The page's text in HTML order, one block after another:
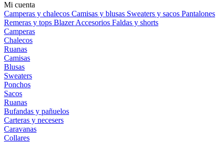
Mi cuenta
Camperas y chalecos Camisas y blusas Sweaters y sacos Pantalones
Remeras y tops BlazerAccesorios Faldas y shorts
Camperas
Chalecos
Ruanas
Camisas
Blusas
Sweaters
Ponchos
Sacos
Ruanas
Bufandas y pañuelos
Carteras y necesers
Caravanas
Collares